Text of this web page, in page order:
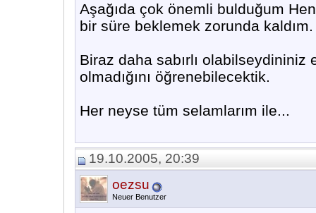
Aşağıda çok önemli bulduğum
bir süre beklemek zorunda kaldım.
Biraz daha sabırlı olabilseydininiz
olmadığını öğrenebilecektik.
Her neyse tüm selamlarım ile...
19.10.2005, 20:39
oezsu
Neuer Benutzer